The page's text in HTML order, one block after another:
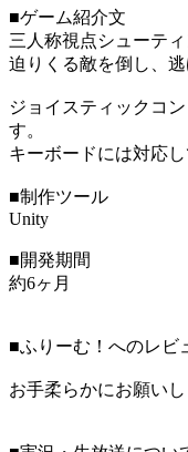
■ゲーム紹介文
三人称視点シューティ
迫りくる敵を倒し、逃
ジョイスティックコ
す。
キーボードには対応し
■制作ツール
Unity
■開発期間
約6ヶ月
■ふりーむ！へのレビ
お手柔らかにお願いし